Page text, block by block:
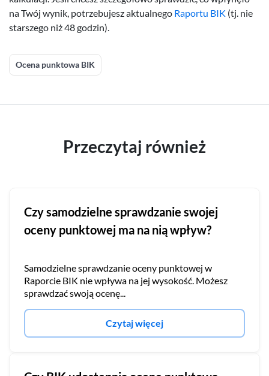
na Twój wynik, potrzebujesz aktualnego Raportu BIK (tj. nie
starszego niż 48 godzin).
Ocena punktowa BIK
Przeczytaj również
Czy samodzielne sprawdzanie swojej
oceny punktowej ma na nią wpływ?
Samodzielne sprawdzanie oceny punktowej w
Raporcie BIK nie wpływa na jej wysokość. Możesz
sprawdzać swoją ocenę...
Czytaj więcej